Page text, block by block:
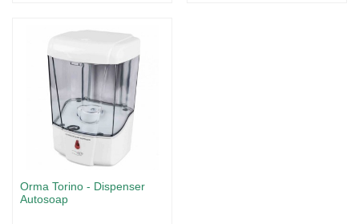
Orma Torino - Dispenser
Autosoap